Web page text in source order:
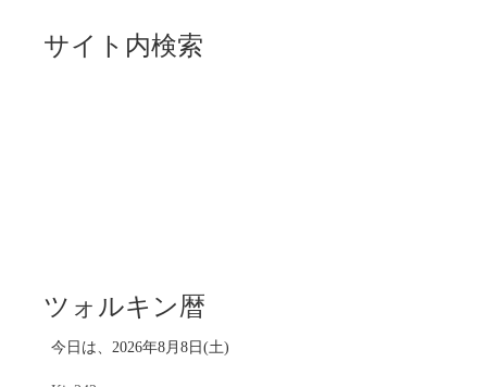
サイト内検索
ツォルキン暦
今日は、2026年8月8日(土)